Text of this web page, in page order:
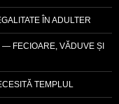
ÎN ADULTER
— FECIOARE, VĂDUVE ȘI
TEMPLUL